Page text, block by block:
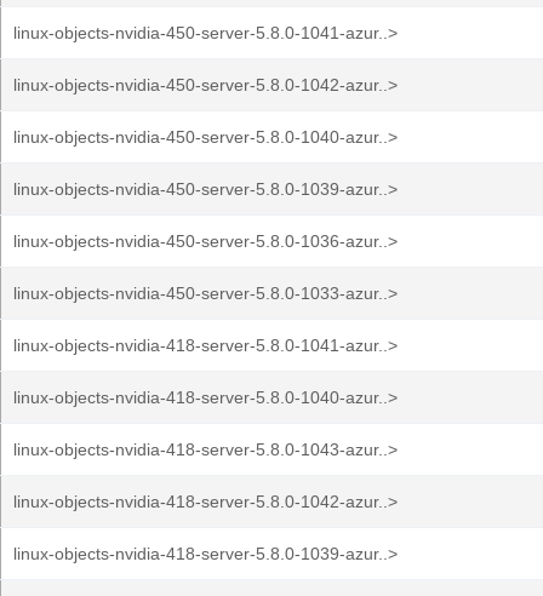
linux-objects-nvidia-450-server-5.8.0-1041-azur..>
linux-objects-nvidia-450-server-5.8.0-1042-azur..>
linux-objects-nvidia-450-server-5.8.0-1040-azur..>
linux-objects-nvidia-450-server-5.8.0-1039-azur..>
linux-objects-nvidia-450-server-5.8.0-1036-azur..>
linux-objects-nvidia-450-server-5.8.0-1033-azur..>
linux-objects-nvidia-418-server-5.8.0-1041-azur..>
linux-objects-nvidia-418-server-5.8.0-1040-azur..>
linux-objects-nvidia-418-server-5.8.0-1043-azur..>
linux-objects-nvidia-418-server-5.8.0-1042-azur..>
linux-objects-nvidia-418-server-5.8.0-1039-azur..>